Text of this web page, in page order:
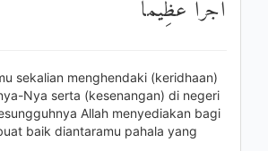
أَجْرًا عَظِيمًا
sekalian menghendaki (keridhaan)
Nya serta (kesenangan) di negeri
Allah menyediakan bagi
baik diantaramu pahala yang